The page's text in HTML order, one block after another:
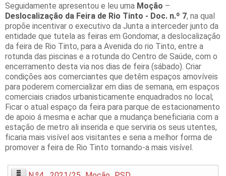
Seguidamente apresentou e leu uma Moção –
Deslocalização da Feira de Rio Tinto - Doc. n.º 7, na qual
propõe incentivar o executivo da Junta a interceder junto da
entidade que tutela as feiras em Gondomar, a deslocalização
da feira de Rio Tinto, para a Avenida do rio Tinto, entre a
rotunda das piscinas e a rotunda do Centro de Saúde, com o
encerramento desta via nos dias de feira (sábado). Criar
condições aos comerciantes que detêm espaços amovíveis
para poderem comercializar em dias de semana, em espaços
comerciais criados urbanisticamente enquadrados no local;
Ficar o atual espaço da feira para parque de estacionamento
de apoio á mesma e achar que a mudança beneficiaria com a
estação de metro ali inserida e que serviria os seus utentes,
ficaria mais visível aos visitantes e seria a melhor forma de
promover a feira de Rio Tinto tornando-a mais visível.